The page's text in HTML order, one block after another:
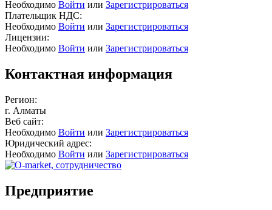
Необходимо Войти или Зарегистрироваться
Плательщик НДС:
Необходимо Войти или Зарегистрироваться
Лицензии:
Необходимо Войти или Зарегистрироваться
Контактная информация
Регион:
г. Алматы
Веб сайт:
Необходимо Войти или Зарегистрироваться
Юридический адрес:
Необходимо Войти или Зарегистрироваться
Предприятие